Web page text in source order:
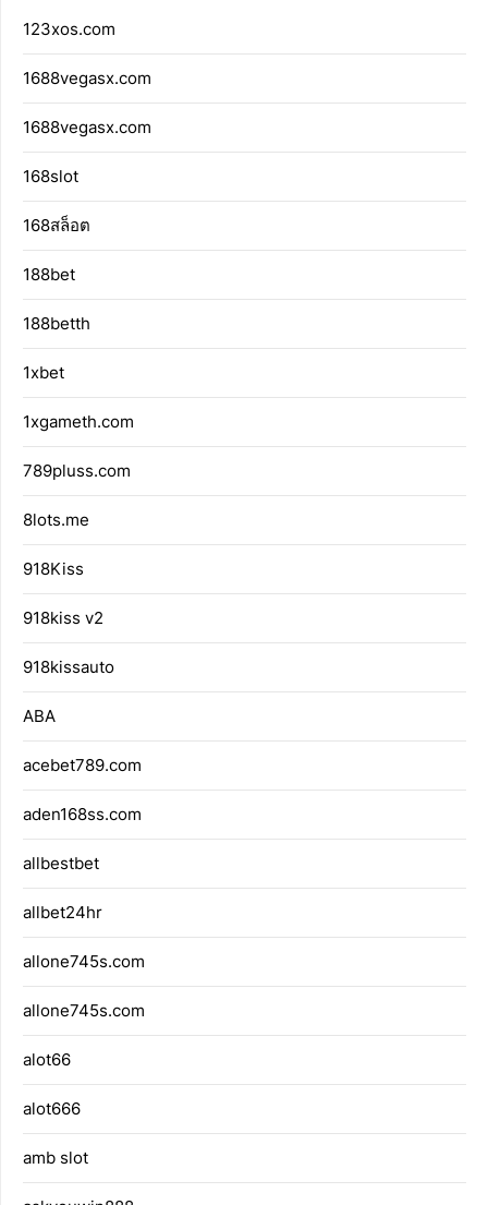
123xos.com
1688vegasx.com
1688vegasx.com
168slot
168สล็อต
188bet
188betth
1xbet
1xgameth.com
789pluss.com
8lots.me
918Kiss
918kiss v2
918kissauto
ABA
acebet789.com
aden168ss.com
allbestbet
allbet24hr
allone745s.com
allone745s.com
alot66
alot666
amb slot